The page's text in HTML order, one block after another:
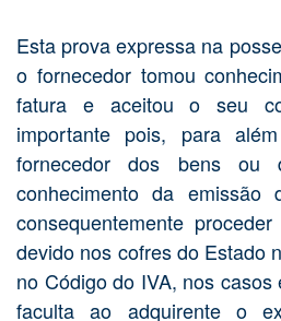
Esta prova expressa na
o fornecedor tomou
fatura e aceitou o seu
importante pois, para
fornecedor dos bens ou
conhecimento da
consequentemente
devido nos cofres do Estado
no Código do IVA, nos
faculta ao adquirente o